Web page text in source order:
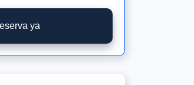
ya